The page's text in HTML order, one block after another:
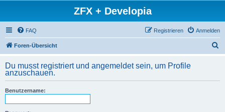
ZFX + Developia
FAQ Anmelden
Registrieren
Foren-Übersicht
h
Du musst registriert und angemeldet sein, um Profile
anzuschauen.
Benutzername: